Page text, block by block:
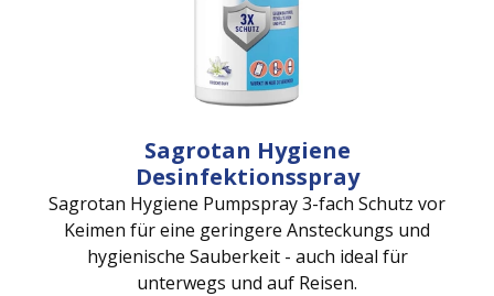
Sagrotan Hygiene
Desinfektionsspray
Sagrotan Hygiene Pumpspray 3-fach Schutz vor
Keimen für eine geringere Ansteckungs und
hygienische Sauberkeit - auch ideal für
unterwegs und auf Reisen.